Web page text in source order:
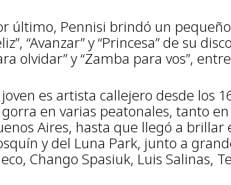
último, Pennisi brindó un
“Avanzar” y “Princesa” de su
olvidar” y “Zamba para vos”,
joven es artista callejero desde los
en varias peatonales, tanto
Aires, hasta que llegó a brillar
y del Luna Park, junto a
Chango Spasiuk, Luis Salinas,